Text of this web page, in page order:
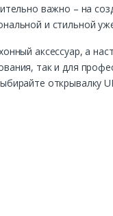
важно – на
и стильной
аксессуар, а
так и для
открывалку